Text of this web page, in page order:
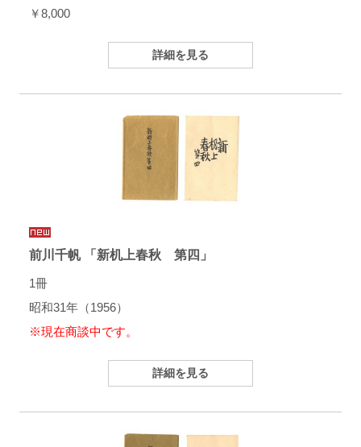
￥8,000
詳細を見る
前川千帆 「新机上春秋 第四」
1冊
昭和31年（1956）
※現在商談中です。
詳細を見る